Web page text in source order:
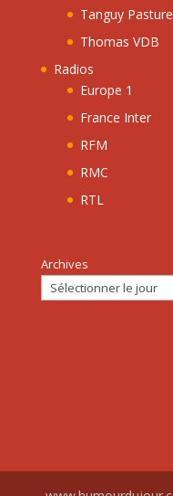
Tanguy
Thomas VDB
Radios
Europe 1
France Inter
RFM
RMC
RTL
Archives